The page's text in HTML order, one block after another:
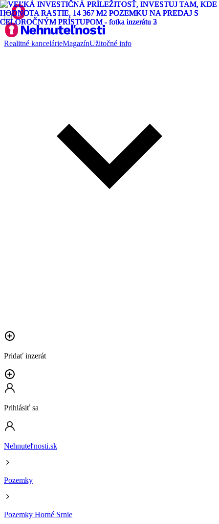
Realitné kancelárieMagazínUžitočné info
Pridať inzerát
Prihlásiť sa
Nehnuteľnosti.sk
Pozemky
Pozemky Horné Srnie